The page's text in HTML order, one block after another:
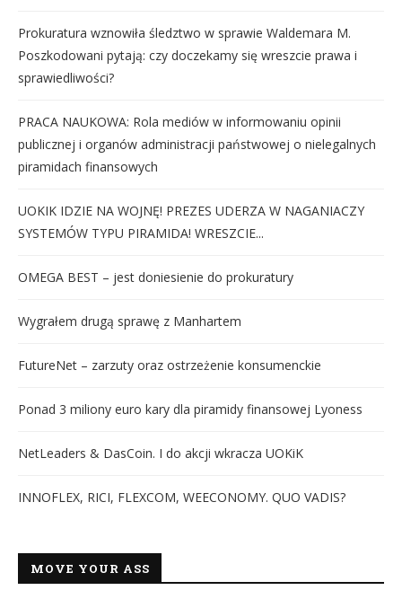
Prokuratura wznowiła śledztwo w sprawie Waldemara M.
Poszkodowani pytają: czy doczekamy się wreszcie prawa i
sprawiedliwości?
PRACA NAUKOWA: Rola mediów w informowaniu opinii
publicznej i organów administracji państwowej o nielegalnych
piramidach finansowych
UOKIK IDZIE NA WOJNĘ! PREZES UDERZA W NAGANIACZY
SYSTEMÓW TYPU PIRAMIDA! WRESZCIE...
OMEGA BEST – jest doniesienie do prokuratury
Wygrałem drugą sprawę z Manhartem
FutureNet – zarzuty oraz ostrzeżenie konsumenckie
Ponad 3 miliony euro kary dla piramidy finansowej Lyoness
NetLeaders & DasCoin. I do akcji wkracza UOKiK
INNOFLEX, RICI, FLEXCOM, WEECONOMY. QUO VADIS?
MOVE YOUR ASS